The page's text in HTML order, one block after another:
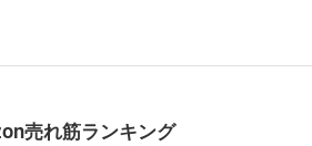
売れ筋ランキング